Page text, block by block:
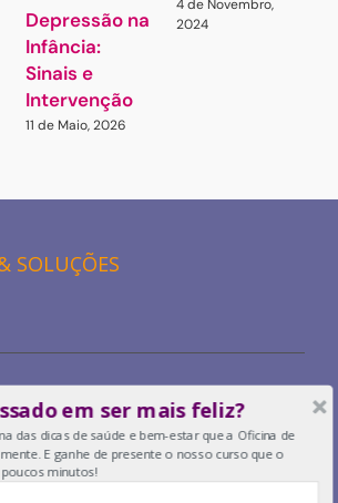
Depressão na
Infância:
Sinais e
Intervenção
11 de Maio, 2026
4 de Novembro,
2024
SOLUÇÕES
em ser mais feliz?
das dicas de saúde e bem-estar que a Oficina de
E ganhe de presente o nosso curso que o
minutos!